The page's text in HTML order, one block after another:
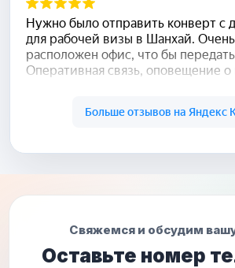
Свяжемся и обсудим
Оставьте номер